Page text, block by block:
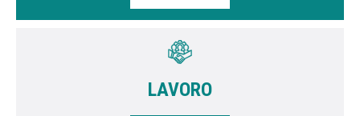
LAVORO